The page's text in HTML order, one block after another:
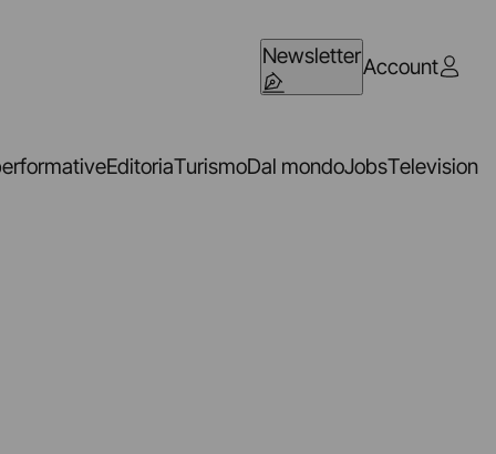
NewsletterAccount
EditoriaTurismoDal mondoJobsTelevision